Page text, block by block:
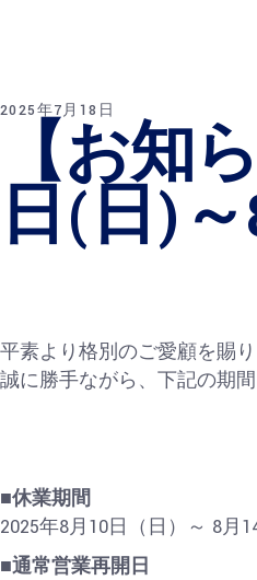
2025年7月18日
【お知
日(日)
平素より格別のご愛顧を賜
誠に勝手ながら、下記の期
■休業期間
2025年8月10日（日）～ 8月
■通常営業再開日